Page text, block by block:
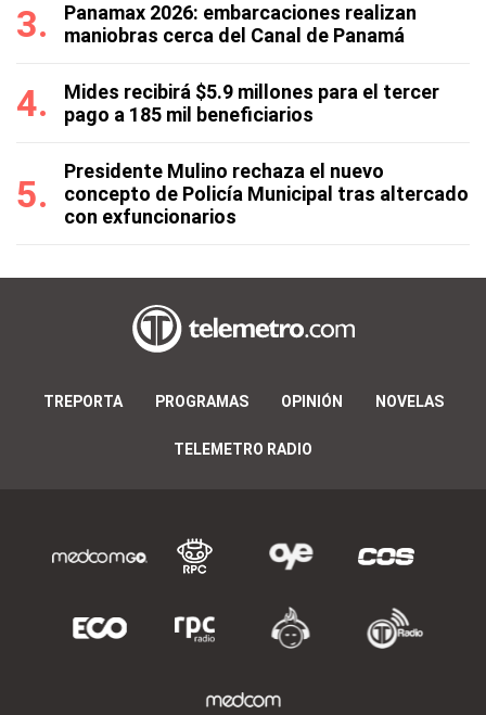
Panamax 2026: embarcaciones realizan
maniobras cerca del Canal de Panamá
Mides recibirá $5.9 millones para el tercer
pago a 185 mil beneficiarios
Presidente Mulino rechaza el nuevo
concepto de Policía Municipal tras altercado
con exfuncionarios
TREPORTA PROGRAMAS OPINIÓN NOVELAS
TELEMETRO RADIO